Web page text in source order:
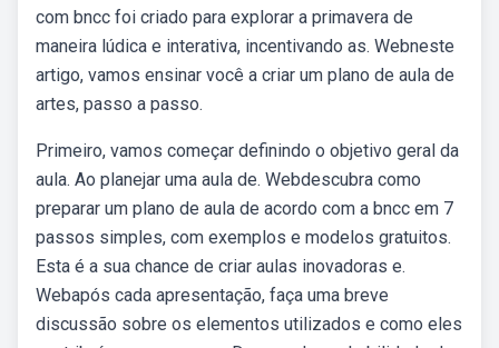
com bncc foi criado para explorar a primavera de
maneira lúdica e interativa, incentivando as. Webneste
artigo, vamos ensinar você a criar um plano de aula de
artes, passo a passo.
Primeiro, vamos começar definindo o objetivo geral da
aula. Ao planejar uma aula de. Webdescubra como
preparar um plano de aula de acordo com a bncc em 7
passos simples, com exemplos e modelos gratuitos.
Esta é a sua chance de criar aulas inovadoras e.
Webapós cada apresentação, faça uma breve
discussão sobre os elementos utilizados e como eles